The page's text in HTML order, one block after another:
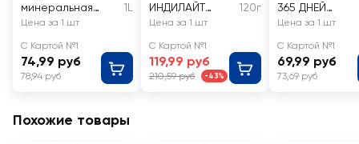
минеральная
ПСЫЖ природная
столовая
газированная
1L
Цена за 1 шт
С Картой №1
74,99 руб
78,94 руб
ИНДИЛАЙТ
Филе грудки
нарезка
120г
Цена за 1 шт
С Картой №1
119,99 руб
210,59 руб -43%
365 ДНЕЙ
очищенная
Цена за 1 шт
С Картой №1
69,99 руб
73,69 руб
Похожие товары